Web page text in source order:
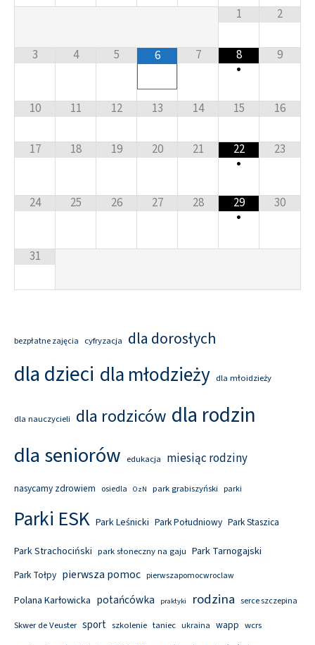
1
2
3 4 5 6 7
8
•
9
10 11 12 13 14 15 16
17 18 19 20 21
22
•
23
24 25 26 27 28
29
•
30
31
bezpłatne zajęcia cyfryzacja dla dorosłych
dla dzieci dla młodzieży dla młoidzieży
dla nauczycieli dla rodziców dla rodzin
dla seniorów edukacja miesiąc rodziny
nasycamy zdrowiem osiedla OzN park grabiszyński parki
Parki ESK Park Leśnicki Park Południowy Park Staszica
Park Strachociński park słoneczny na gaju Park Tarnogajski
Park Tołpy pierwsza pomoc pierwszapomocwroclaw
Polana Karłowicka potańcówka praktyki rodzina serce szczepina
Skwer de Veuster sport szkolenie taniec ukraina wapp wcrs